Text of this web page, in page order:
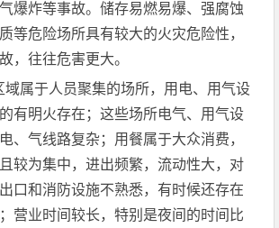
爆炸等事故。储存易燃易爆、强腐蚀
等危险场所具有较大的火灾危险性，
，往往危害更大。
域属于人员聚集的场所，用电、用气设
有明火存在；这些场所电气、用气设
、气线路复杂；用餐属于大众消费，
较为集中，进出频繁，流动性大，对
口和消防设施不熟悉，有时候还存在
营业时间较长，特别是夜间的时间比